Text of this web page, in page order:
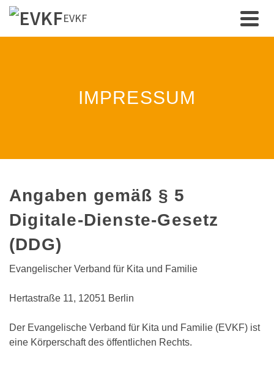
EVKF
IMPRESSUM
Angaben gemäß § 5
Digitale-Dienste-Gesetz
(DDG)
Evangelischer Verband für Kita und Familie
Hertastraße 11, 12051 Berlin
Der Evangelische Verband für Kita und Familie (EVKF) ist
eine Körperschaft des öffentlichen Rechts.